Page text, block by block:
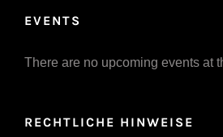
EVENTS
There are no upcoming events at
RECHTLICHE HINWEISE